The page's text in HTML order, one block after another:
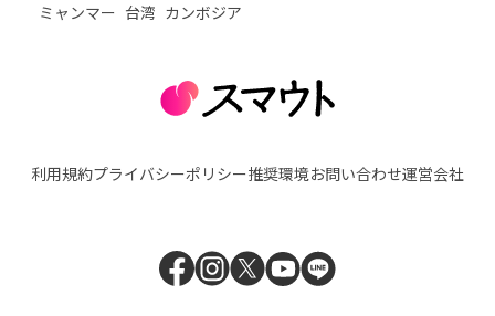
ミャンマー 台湾 カンボジア
利用規約プライバシーポリシー推奨環境お問い合わせ運営会社